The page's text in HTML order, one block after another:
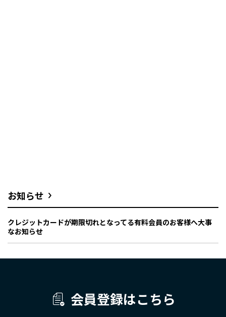
お知らせ
クレジットカードが期限切れとなってる有料会員のお客様へ大事
なお知らせ
会員登録はこちら